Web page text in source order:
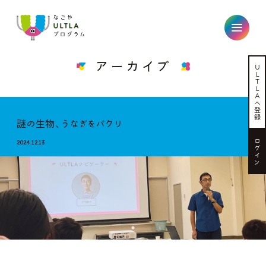
Ｕ
Ｌ
Ｔ
Ｌ
Ａ
へ
登
録
ロ
グ
イ
ン
アーカイブ
謎の生物、うなぎをパクリ
2024.12.13